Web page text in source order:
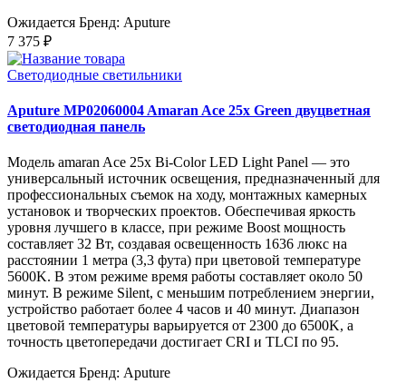
Ожидается Бренд: Aputure
7 375 ₽
Светодиодные светильники
Aputure MP02060004 Amaran Ace 25x Green двуцветная
светодиодная панель
Модель amaran Ace 25x Bi-Color LED Light Panel — это
универсальный источник освещения, предназначенный для
профессиональных съемок на ходу, монтажных камерных
установок и творческих проектов. Обеспечивая яркость
уровня лучшего в классе, при режиме Boost мощность
составляет 32 Вт, создавая освещенность 1636 люкс на
расстоянии 1 метра (3,3 фута) при цветовой температуре
5600K. В этом режиме время работы составляет около 50
минут. В режиме Silent, с меньшим потреблением энергии,
устройство работает более 4 часов и 40 минут. Диапазон
цветовой температуры варьируется от 2300 до 6500K, а
точность цветопередачи достигает CRI и TLCI по 95.
Ожидается Бренд: Aputure